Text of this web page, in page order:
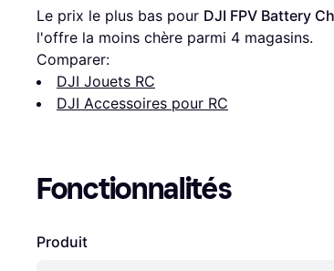
Le prix le plus bas pour DJI FPV Battery
l'offre la moins chère parmi 4 magasins.
Comparer:
DJI Jouets RC
DJI Accessoires pour RC
Fonctionnalités
Produit